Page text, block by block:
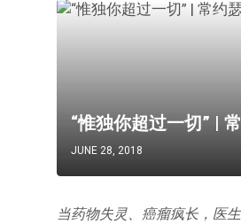
“惟独你超过一切” |
JUNE 28, 2018
当药物失灵、癌瘤疯长，医